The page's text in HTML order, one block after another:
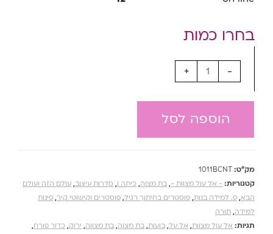
-
+
הוספה לסל
מק"ט: 1011BCNT
קטגוריות: - אל עול מצוות -, בת מצוה, כיתה ו, סדרות עיצוב, עולם הזה ועולם
הבא, פ. למידה בנות, פוסטרים בחיתוך רגיל, פוסטרים וקישוטי קיר, פינות
למידה, תורה
תגיות: אל עול מצוות, אל על, בועות, בת מצוה, בת מצווה, ירוק, כדור פורח,